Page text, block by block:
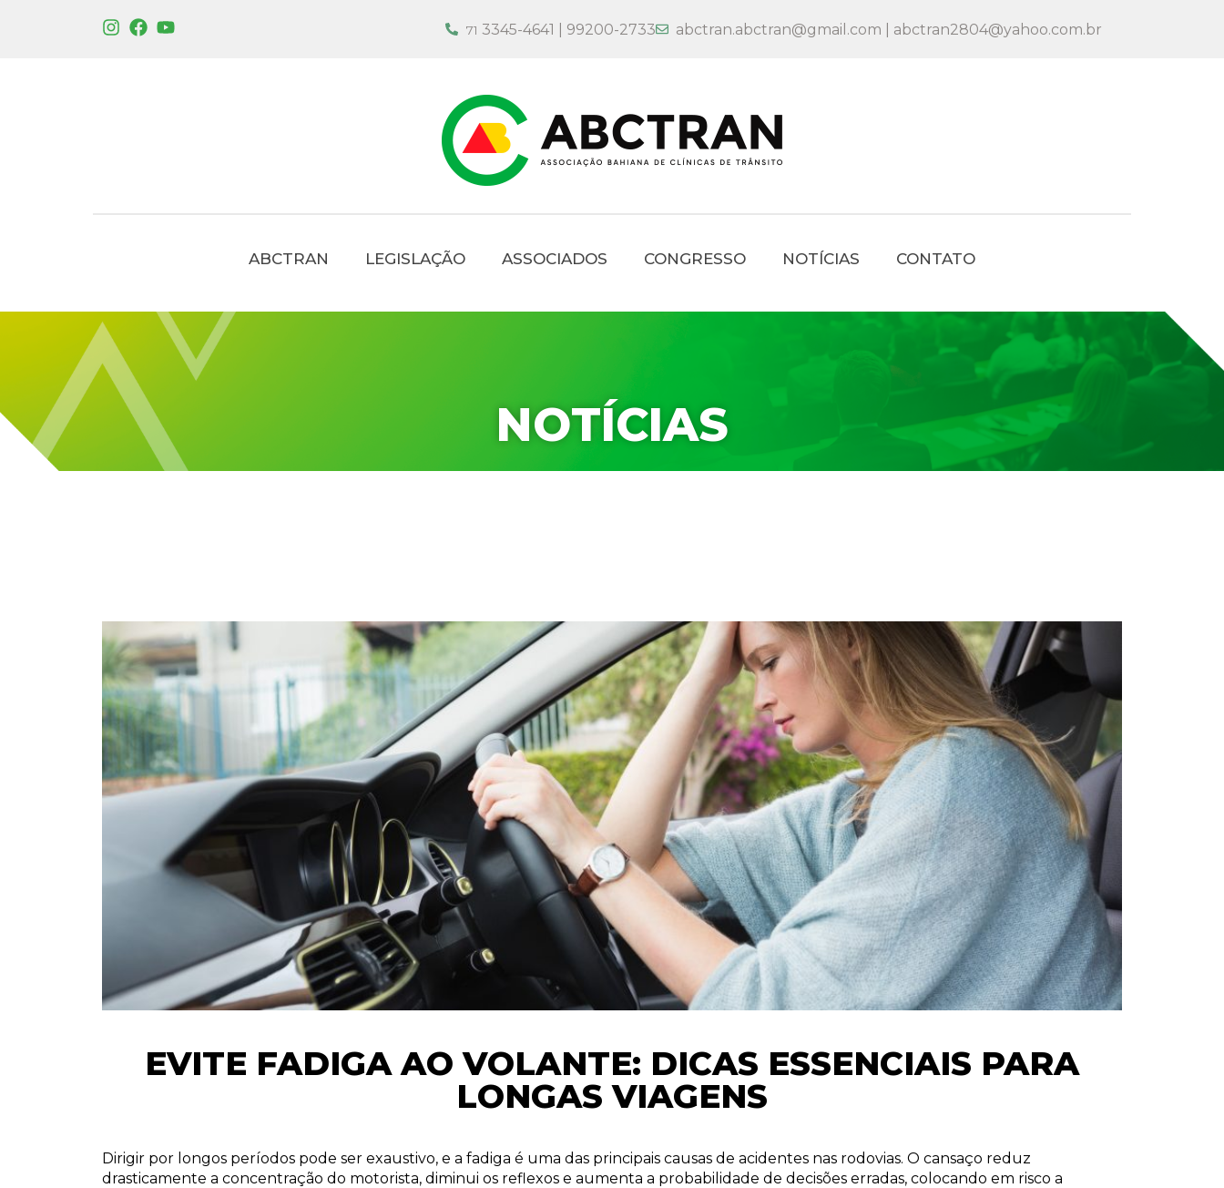
71 3345-4641 | 99200-2733 abctran.abctran@gmail.com | abctran2804@yahoo.com.br
ABCTRAN LEGISLAÇÃO ASSOCIADOS CONGRESSO NOTÍCIAS CONTATO
NOTÍCIAS
EVITE FADIGA AO VOLANTE: DICAS ESSENCIAIS PARA
LONGAS VIAGENS
Dirigir por longos períodos pode ser exaustivo, e a fadiga é uma das principais causas de acidentes nas rodovias. O cansaço reduz
drasticamente a concentração do motorista, diminui os reflexos e aumenta a probabilidade de decisões erradas, colocando em risco a